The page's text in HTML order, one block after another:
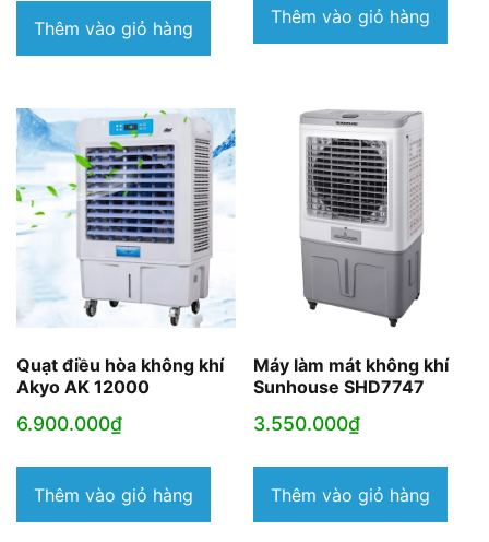
5.560.000₫.
tại
là:
Thêm vào giỏ hàng
là:
6.100.000₫.
Thêm vào giỏ hàng
Quạt điều hòa không khí
Akyo AK 12000
6.900.000₫
Thêm vào giỏ hàng
Máy làm mát không khí
Sunhouse SHD7747
3.550.000₫
Thêm vào giỏ hàng